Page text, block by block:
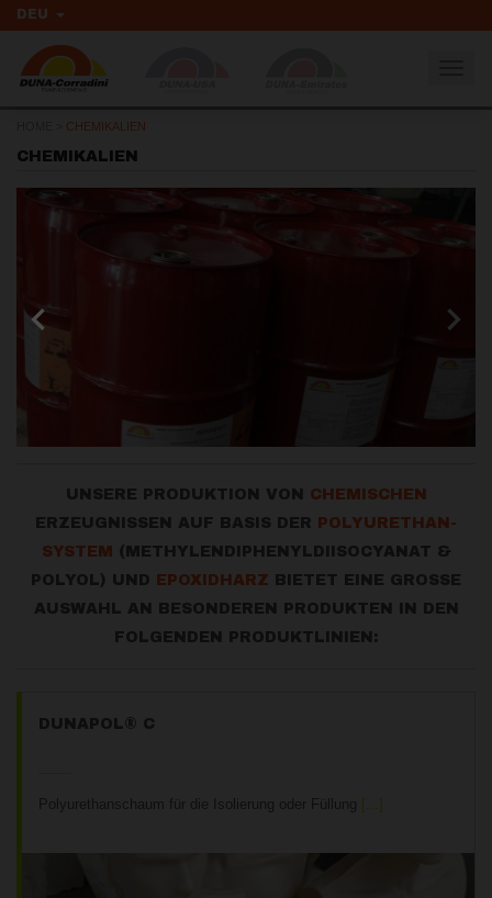
DEU
CHEMIKALIEN
CHEMIKALIEN
UNSERE PRODUKTION VON CHEMISCHEN
ERZEUGNISSEN AUF BASIS DER
POLYURETHAN-
SYSTEM
(METHYLENDIPHENYLDIISOCYANAT &
POLYOL) UND
EPOXIDHARZ BIETET EINE GROSSE
AUSWAHL AN BESONDEREN PRODUKTEN IN DEN
FOLGENDEN PRODUKTLINIEN:
DUNAPOL® C
Polyurethanschaum für die Isolierung oder Füllung